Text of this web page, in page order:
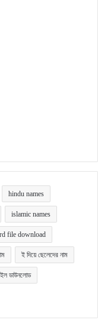
hindu names
islamic names
file download
ই দিয়ে ছেলেদের নাম
ডাউনলোড